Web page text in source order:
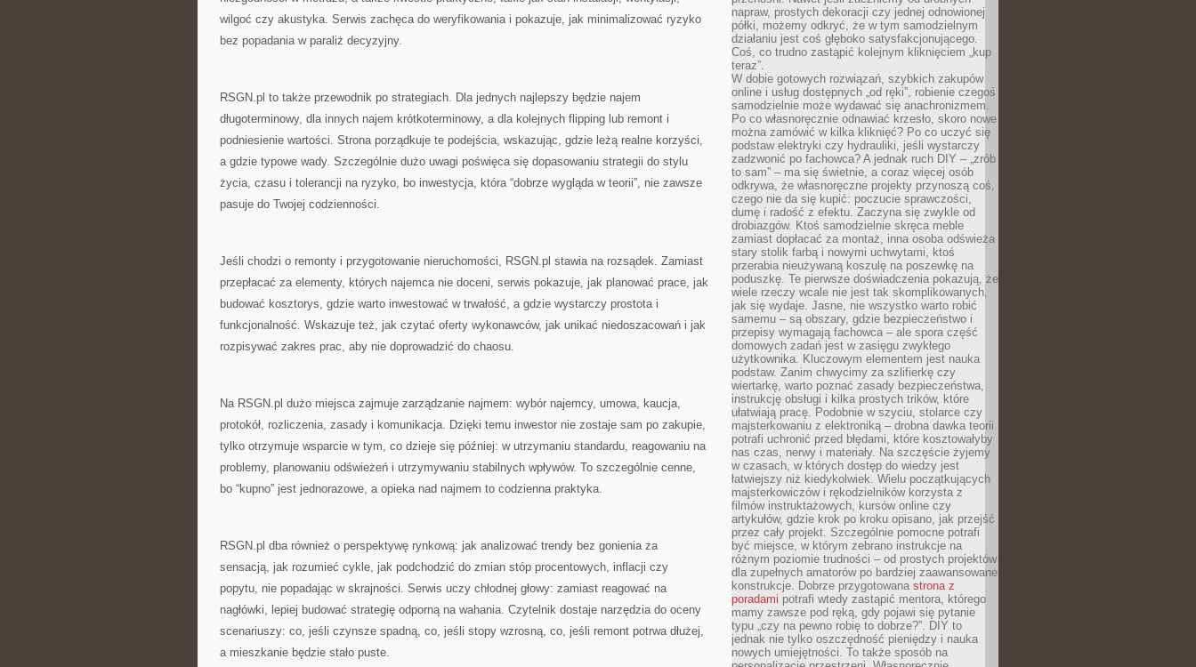
wilgoć czy akustyka. Serwis zachęca do weryfikowania i pokazuje, jak minimalizować ryzyko
bez popadania w paraliż decyzyjny.
RSGN.pl to także przewodnik po strategiach. Dla jednych najlepszy będzie najem
długoterminowy, dla innych najem krótkoterminowy, a dla kolejnych flipping lub remont i
podniesienie wartości. Strona porządkuje te podejścia, wskazując, gdzie leżą realne korzyści,
a gdzie typowe wady. Szczególnie dużo uwagi poświęca się dopasowaniu strategii do stylu
życia, czasu i tolerancji na ryzyko, bo inwestycja, która “dobrze wygląda w teorii”, nie zawsze
pasuje do Twojej codzienności.
Jeśli chodzi o remonty i przygotowanie nieruchomości, RSGN.pl stawia na rozsądek. Zamiast
przepłacać za elementy, których najemca nie doceni, serwis pokazuje, jak planować prace, jak
budować kosztorys, gdzie warto inwestować w trwałość, a gdzie wystarczy prostota i
funkcjonalność. Wskazuje też, jak czytać oferty wykonawców, jak unikać niedoszacowań i jak
rozpisywać zakres prac, aby nie doprowadzić do chaosu.
Na RSGN.pl dużo miejsca zajmuje zarządzanie najmem: wybór najemcy, umowa, kaucja,
protokół, rozliczenia, zasady i komunikacja. Dzięki temu inwestor nie zostaje sam po zakupie,
tylko otrzymuje wsparcie w tym, co dzieje się później: w utrzymaniu standardu, reagowaniu na
problemy, planowaniu odświeżeń i utrzymywaniu stabilnych wpływów. To szczególnie cenne,
bo “kupno” jest jednorazowe, a opieka nad najmem to codzienna praktyka.
RSGN.pl dba również o perspektywę rynkową: jak analizować trendy bez gonienia za
sensacją, jak rozumieć cykle, jak podchodzić do zmian stóp procentowych, inflacji czy
popytu, nie popadając w skrajności. Serwis uczy chłodnej głowy: zamiast reagować na
nagłówki, lepiej budować strategię odporną na wahania. Czytelnik dostaje narzędzia do oceny
scenariuszy: co, jeśli czynsze spadną, co, jeśli stopy wzrosną, co, jeśli remont potrwa dłużej,
a mieszkanie będzie stało puste.
napraw, prostych dekoracji czy jednej odnowionej
półki, możemy odkryć, że w tym samodzielnym
działaniu jest coś głęboko satysfakcjonującego.
Coś, co trudno zastąpić kolejnym kliknięciem „kup
teraz”.
W dobie gotowych rozwiązań, szybkich zakupów
online i usług dostępnych „od ręki”, robienie czegoś
samodzielnie może wydawać się anachronizmem.
Po co własnoręcznie odnawiać krzesło, skoro nowe
można zamówić w kilka kliknięć? Po co uczyć się
podstaw elektryki czy hydrauliki, jeśli wystarczy
zadzwonić po fachowca? A jednak ruch DIY – „zrób
to sam” – ma się świetnie, a coraz więcej osób
odkrywa, że własnoręczne projekty przynoszą coś,
czego nie da się kupić: poczucie sprawczości,
dumę i radość z efektu. Zaczyna się zwykle od
drobiazgów. Ktoś samodzielnie skręca meble
zamiast dopłacać za montaż, inna osoba odświeża
stary stolik farbą i nowymi uchwytami, ktoś
przerabia nieużywaną koszulę na poszewkę na
poduszkę. Te pierwsze doświadczenia pokazują, że
wiele rzeczy wcale nie jest tak skomplikowanych,
jak się wydaje. Jasne, nie wszystko warto robić
samemu – są obszary, gdzie bezpieczeństwo i
przepisy wymagają fachowca – ale spora część
domowych zadań jest w zasięgu zwykłego
użytkownika. Kluczowym elementem jest nauka
podstaw. Zanim chwycimy za szlifierkę czy
wiertarkę, warto poznać zasady bezpieczeństwa,
instrukcję obsługi i kilka prostych trików, które
ułatwiają pracę. Podobnie w szyciu, stolarce czy
majsterkowaniu z elektroniką – drobna dawka teorii
potrafi uchronić przed błędami, które kosztowałyby
nas czas, nerwy i materiały. Na szczęście żyjemy
w czasach, w których dostęp do wiedzy jest
łatwiejszy niż kiedykolwiek. Wielu początkujących
majsterkowiczów i rękodzielników korzysta z
filmów instruktażowych, kursów online czy
artykułów, gdzie krok po kroku opisano, jak przejść
przez cały projekt. Szczególnie pomocne potrafi
być miejsce, w którym zebrano instrukcje na
różnym poziomie trudności – od prostych projektów
dla zupełnych amatorów po bardziej zaawansowane
konstrukcje. Dobrze przygotowana strona z
poradami potrafi wtedy zastąpić mentora, którego
mamy zawsze pod ręką, gdy pojawi się pytanie
typu „czy na pewno robię to dobrze?”. DIY to
jednak nie tylko oszczędność pieniędzy i nauka
nowych umiejętności. To także sposób na